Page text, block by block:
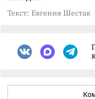
Текст: Евгения Шестак